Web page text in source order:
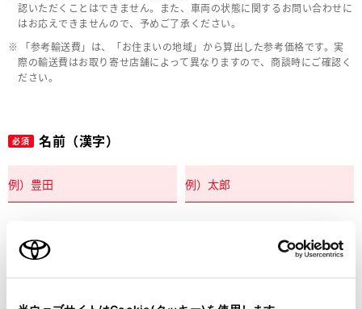
認いただくことはできません。また、車両の状態に関するお問い合わせに
はお応えできませんので、予めご了承ください。
「参考輸送費」は、「お住まいの地域」から算出した参考価格です。実
際の輸送費はお取り寄せ店舗によって異なりますので、商談時にご確認く
ださい。
必須 名前（漢字）
必須 名前（カナ）